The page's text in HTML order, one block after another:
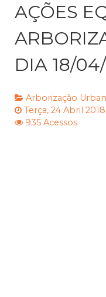
AÇÕES
DIA 18/
Arborização
Terça, 24 Abril 2018
935 Acessos